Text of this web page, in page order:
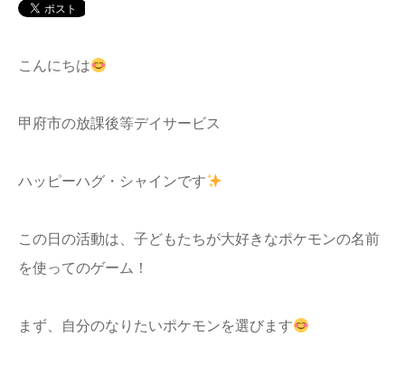
こんにちは
甲府市の放課後等デイサービス
ハッピーハグ・シャインです
この日の活動は、子どもたちが大好きなポケモンの名前
を使ってのゲーム！
まず、自分のなりたいポケモンを選びます
求人情報
運営会社